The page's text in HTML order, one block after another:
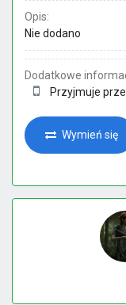
Opis:
Nie dodano
Dodatkowe
Przyjmuje
Wymień się